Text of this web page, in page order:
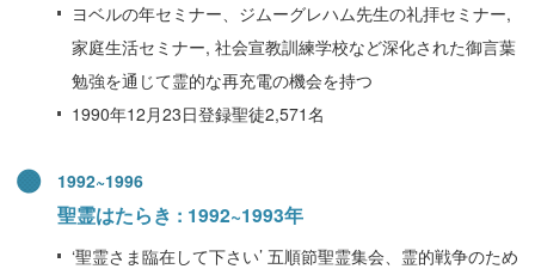
ヨベルの年セミナー、ジムーグレハム先生の礼拝セミナー,
家庭生活セミナー, 社会宣教訓練学校など深化された御言葉
勉強を通じて霊的な再充電の機会を持つ
1990年12月23日登録聖徒2,571名
1992~1996
聖霊はたらき : 1992~1993年
‘聖霊さま臨在して下さい’ 五順節聖霊集会、霊的戦争のため